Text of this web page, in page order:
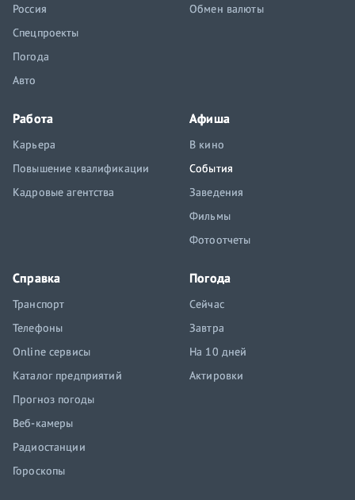
Россия
Спецпроекты
Погода
Авто
Обмен валюты
Работа
Карьера
Повышение квалификации
Кадровые агентства
Афиша
В кино
События
Заведения
Фильмы
Фотоотчеты
Справка
Транспорт
Телефоны
Online сервисы
Каталог предприятий
Прогноз погоды
Веб-камеры
Радиостанции
Гороскопы
Погода
Сейчас
Завтра
На 10 дней
Актировки